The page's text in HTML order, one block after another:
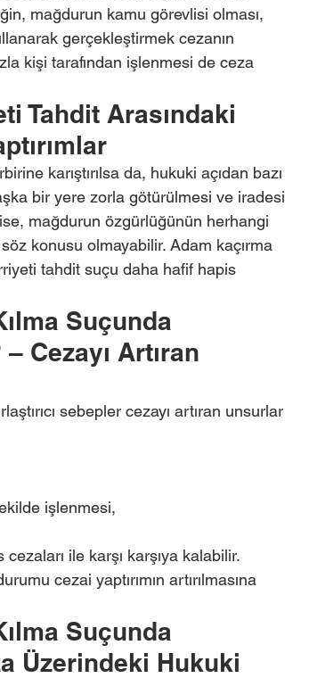
mağdurun kamu görevlisi olması,
gerçekleştirmek cezanın
kişi tarafından işlenmesi de ceza
Tahdit Arasındaki
karıştırılsa da, hukuki açıdan bazı
bir yere zorla götürülmesi ve iradesi
mağdurun özgürlüğünün herhangi
konusu olmayabilir. Adam kaçırma
tahdit suçu daha hafif hapis
Suçunda
Cezayı Artıran
sebepler cezayı artıran unsurlar
işlenmesi,
ile karşı karşıya kalabilir.
cezai yaptırımın artırılmasına
Suçunda
Üzerindeki Hukuki